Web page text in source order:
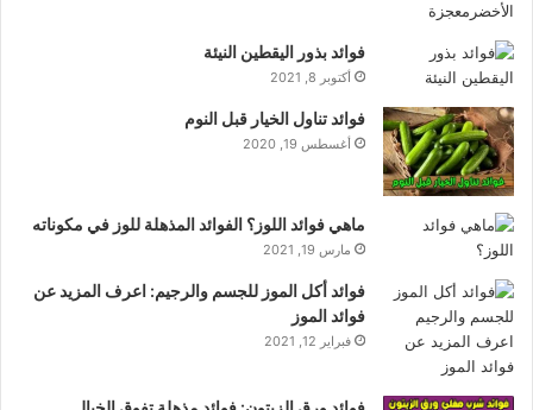
فوائد بذور اليقطين النيئة
أكتوبر 8, 2021
فوائد تناول الخيار قبل النوم
أغسطس 19, 2020
ماهي فوائد اللوز؟ الفوائد المذهلة للوز في مكوناته
مارس 19, 2021
فوائد أكل الموز للجسم والرجيم: اعرف المزيد عن
فوائد الموز
فبراير 12, 2021